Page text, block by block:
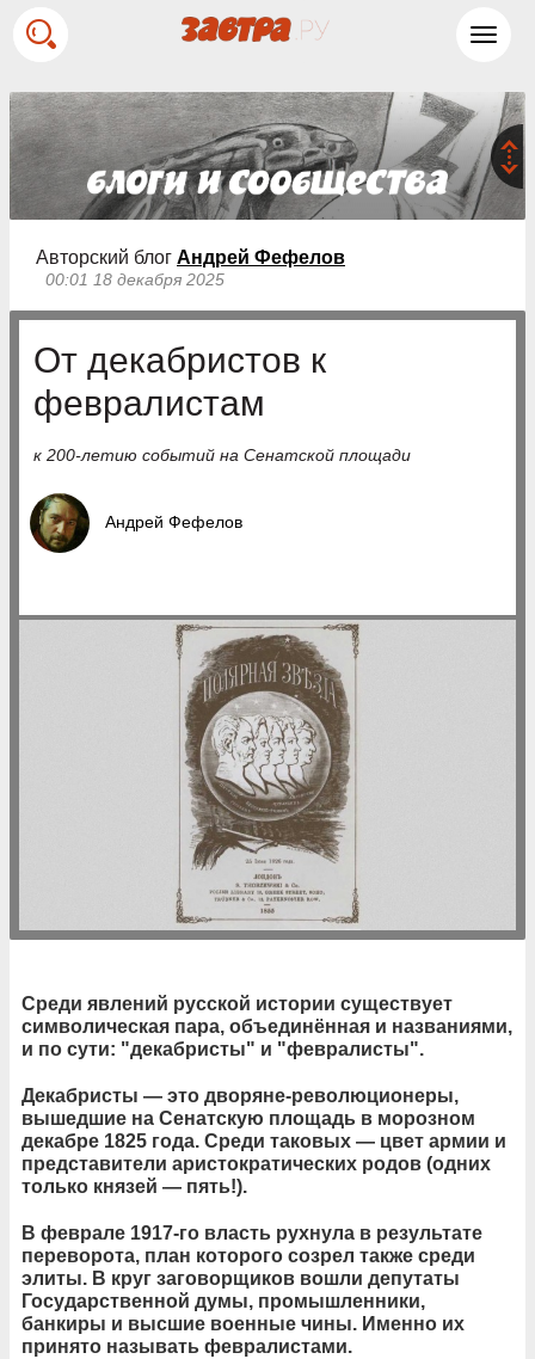
Авторский блог Андрей Фефелов
00:01 18 декабря 2025
От декабристов к
февралистам
к 200-летию событий на Сенатской площади
Андрей Фефелов
Среди явлений русской истории существует
символическая пара, объединённая и названиями,
и по сути: "декабристы" и "февралисты".
Декабристы — это дворяне-революционеры,
вышедшие на Сенатскую площадь в морозном
декабре 1825 года. Среди таковых — цвет армии и
представители аристократических родов (одних
только князей — пять!).
В феврале 1917-го власть рухнула в результате
переворота, план которого созрел также среди
элиты. В круг заговорщиков вошли депутаты
Государственной думы, промышленники,
банкиры и высшие военные чины. Именно их
принято называть февралистами.